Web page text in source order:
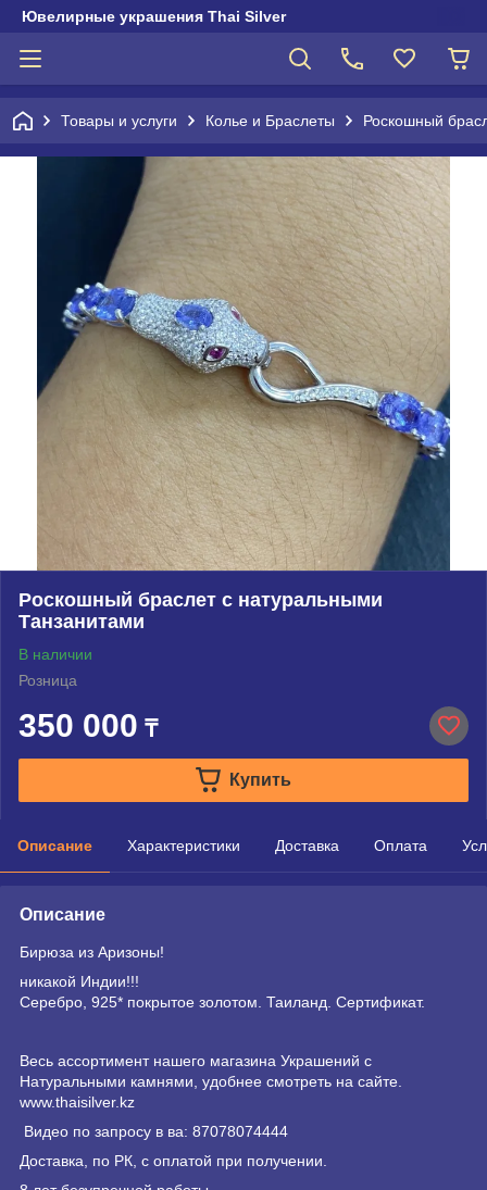
Ювелирные украшения Thai Silver
Товары и услуги Колье и Браслеты Роскошный
Роскошный браслет с натуральными
Танзанитами
В наличии
Розница
350 000 ₸
Купить
Описание Характеристики Доставка Оплата
Описание
Бирюза из Аризоны!
никакой Индии!!!
Серебро, 925* покрытое золотом. Таиланд. Сертификат.
Весь ассортимент нашего магазина Украшений с
Натуральными камнями, удобнее смотреть на сайте.
www.thaisilver.kz
Видео по запросу в ва: 87078074444
Доставка, по РК, с оплатой при получении.